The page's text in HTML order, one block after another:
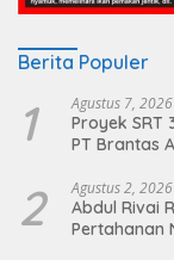
Berita Populer
1 Agustus 7, 2026
Proyek SRT
PT Brantas
2 Agustus 2, 2026
Abdul Rivai
Pertahanan